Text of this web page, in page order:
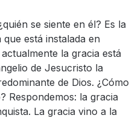
se siente en él? Es la
está instalada en
la gracia está
de Jesucristo la
de Dios. ¿Cómo
Respondemos: la gracia
La gracia vino a la